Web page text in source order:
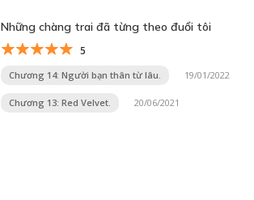
Những chàng trai đã từng theo đuổi tôi
5
Chương 14: Người bạn thân từ lâu. 19/01/2022
Chương 13: Red Velvet. 20/06/2021